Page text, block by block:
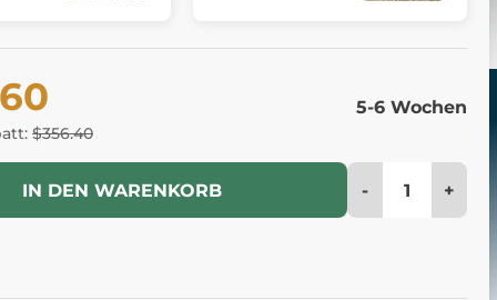
$356.40
5-6 Wochen
IN DEN WARENKORB - +